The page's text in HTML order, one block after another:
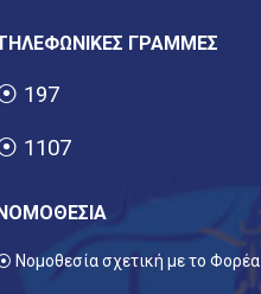
ΓΡΑΜΜΕΣ
197
1107
Νομοθεσία σχετική με το Φορέα